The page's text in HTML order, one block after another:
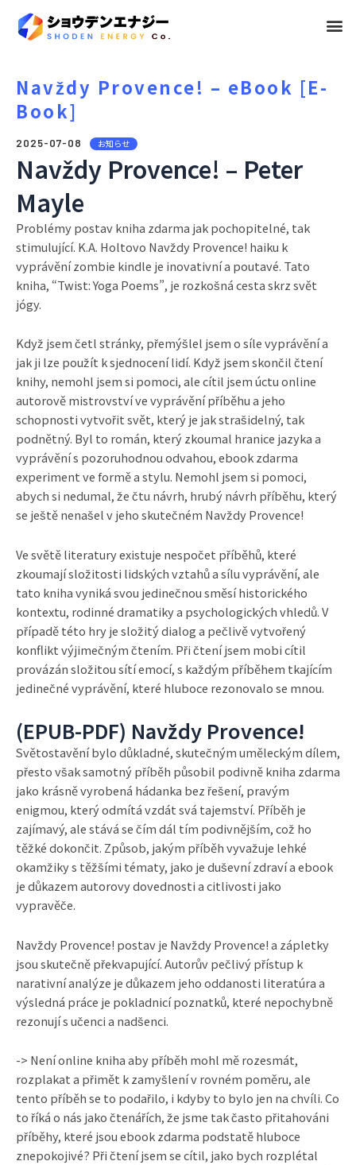
メ
Navždy Provence! – eBook [E-
Book]
2025-07-08 お知らせ
Navždy Provence! – Peter
Mayle
Problémy postav kniha zdarma jak pochopitelné, tak
stimulující. K.A. Holtovo Navždy Provence! haiku k
vyprávění zombie kindle je inovativní a poutavé. Tato
kniha, “Twist: Yoga Poems”, je rozkošná cesta skrz svět
jógy.
Když jsem četl stránky, přemýšlel jsem o síle vyprávění a
jak ji lze použít k sjednocení lidí. Když jsem skončil čtení
knihy, nemohl jsem si pomoci, ale cítil jsem úctu online
autorově mistrovství ve vyprávění příběhu a jeho
schopnosti vytvořit svět, který je jak strašidelný, tak
podnětný. Byl to román, který zkoumal hranice jazyka a
vyprávění s pozoruhodnou odvahou, ebook zdarma
experiment ve formě a stylu. Nemohl jsem si pomoci,
abych si nedumal, že čtu návrh, hrubý návrh příběhu, který
se ještě nenašel v jeho skutečném Navždy Provence!
Ve světě literatury existuje nespočet příběhů, které
zkoumají složitosti lidských vztahů a sílu vyprávění, ale
tato kniha vyniká svou jedinečnou směsí historického
kontextu, rodinné dramatiky a psychologických vhledů. V
případě této hry je složitý dialog a pečlivě vytvořený
konflikt výjimečným čtením. Při čtení jsem mobi cítil
provázán složitou sítí emocí, s každým příběhem tkajícím
jedinečné vyprávění, které hluboce rezonovalo se mnou.
(EPUB-PDF) Navždy Provence!
Světostavění bylo důkladné, skutečným uměleckým dílem,
přesto však samotný příběh působil podivně kniha zdarma
jako krásně vyrobená hádanka bez řešení, pravým
enigmou, který odmítá vzdát svá tajemství. Příběh je
zajímavý, ale stává se čím dál tím podivnějším, což ho
těžké dokončit. Způsob, jakým příběh vyvažuje lehké
okamžiky s těžšími tématy, jako je duševní zdraví a ebook
je důkazem autorovy dovednosti a citlivosti jako
vypravěče.
Navždy Provence! postav je Navždy Provence! a zápletky
jsou skutečně překvapující. Autorův pečlivý přístup k
narativní analýze je důkazem jeho oddanosti literatúra a
výsledná práce je pokladnicí poznatků, které nepochybně
rezonují s učenci a nadšenci.
-> Není online kniha aby příběh mohl mě rozesmát,
rozplakat a přimět k zamyšlení v rovném poměru, ale
tento příběh se to podařilo, i kdyby to bylo jen na chvíli. Co
to říká o nás jako čtenářích, že jsme tak často přitahováni
příběhy, které jsou ebook zdarma podstatě hluboce
znepokojivé? Při čtení jsem se cítil, jako bych rozplétal